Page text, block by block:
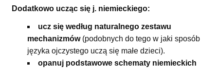
Dodatkowo ucząc się j. niemieckiego:
ucz się według naturalnego zestawu
mechanizmów(podobnych do tego w jaki sposób
języka ojczystego uczą się małe dzieci).
opanuj podstawowe schematy niemieckich